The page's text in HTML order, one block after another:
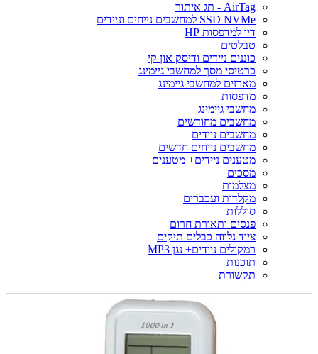
AirTag - תג איתור
SSD NVMe למחשבים נייחים וניידים
דיו למדפסות HP
טבלטים
כוננים ניידים ודיסק און קי
כרטיסי מסך למחשבי גיימינג
מארזים למחשבי גיימינג
מדפסות
מחשבי גיימינג
מחשבים מחודשים
מחשבים ניידים
מחשבים נייחים חדשים
מטענים ניידים+ מטענים
מסכים
מצלמות
מקלדות ועכברים
סוללות
פנסים ותאורת חרום
ציוד נלווה כבלים תיקים
רמקולים ניידים+ נגן MP3
תוכנות
תקשורת